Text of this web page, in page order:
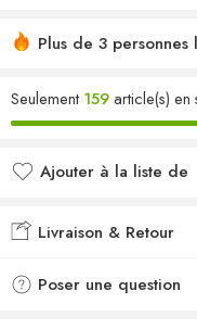
Plus de 3
Seulement 159article(s) en
Ajouter à la liste de
Ajouté à la liste de
Livraison & Retour
Poser une question